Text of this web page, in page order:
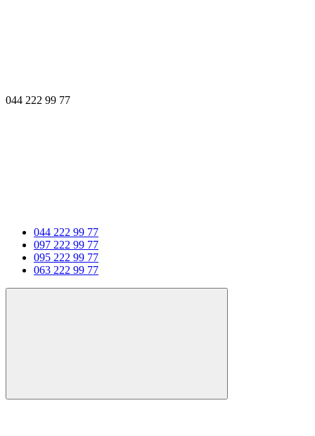
044 222 99 77
044 222 99 77
097 222 99 77
095 222 99 77
063 222 99 77